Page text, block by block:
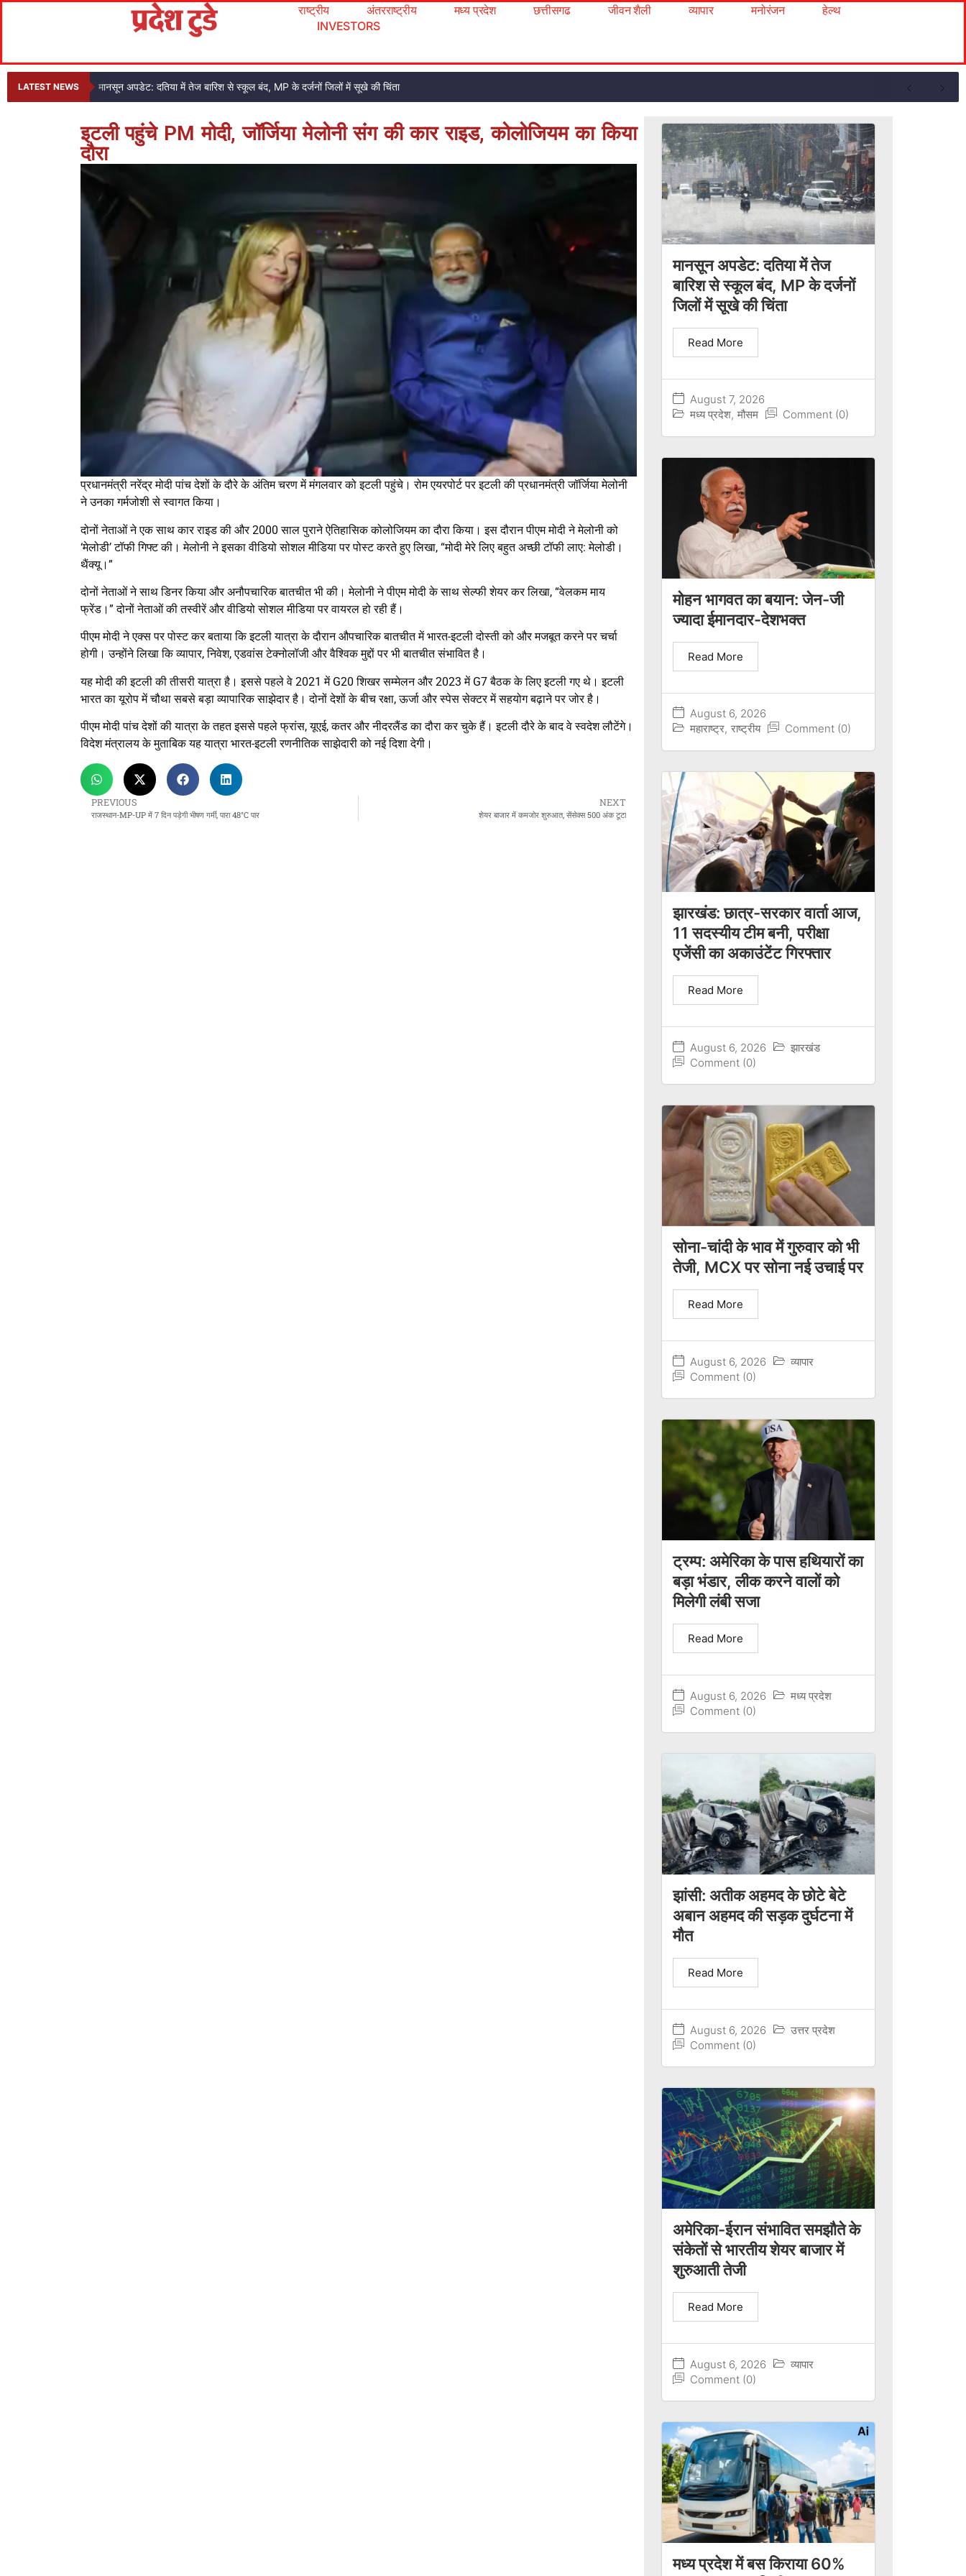
राष्ट्रीय अंतरराष्ट्रीय मध्य प्रदेश छत्तीसगढ जीवन शैली व्यापार मनोरंजन
हेल्थ
INVESTORS
LATEST NEWS मानसून अपडेट: दतिया में तेज बारिश से स्कूल बंद, MP के दर्जनों जिलों में सूखे की चिंता
इटली पहुंचे PM मोदी, जॉर्जिया मेलोनी संग की कार राइड, कोलोजियम का किया
दौरा
प्रधानमंत्री नरेंद्र मोदी पांच देशों के दौरे के अंतिम चरण में मंगलवार को इटली पहुंचे। रोम एयरपोर्ट पर इटली की प्रधानमंत्री जॉर्जिया मेलोनी
ने उनका गर्मजोशी से स्वागत किया।
दोनों नेताओं ने एक साथ कार राइड की और 2000 साल पुराने ऐतिहासिक कोलोजियम का दौरा किया। इस दौरान पीएम मोदी ने मेलोनी को
‘मेलोडी’ टॉफी गिफ्ट की। मेलोनी ने इसका वीडियो सोशल मीडिया पर पोस्ट करते हुए लिखा, “मोदी मेरे लिए बहुत अच्छी टॉफी लाए: मेलोडी।
थैंक्यू।”
दोनों नेताओं ने साथ डिनर किया और अनौपचारिक बातचीत भी की। मेलोनी ने पीएम मोदी के साथ सेल्फी शेयर कर लिखा, “वेलकम माय
फ्रेंड।” दोनों नेताओं की तस्वीरें और वीडियो सोशल मीडिया पर वायरल हो रही हैं।
पीएम मोदी ने एक्स पर पोस्ट कर बताया कि इटली यात्रा के दौरान औपचारिक बातचीत में भारत-इटली दोस्ती को और मजबूत करने पर चर्चा
होगी। उन्होंने लिखा कि व्यापार, निवेश, एडवांस टेक्नोलॉजी और वैश्विक मुद्दों पर भी बातचीत संभावित है।
यह मोदी की इटली की तीसरी यात्रा है। इससे पहले वे 2021 में G20 शिखर सम्मेलन और 2023 में G7 बैठक के लिए इटली गए थे। इटली
भारत का यूरोप में चौथा सबसे बड़ा व्यापारिक साझेदार है। दोनों देशों के बीच रक्षा, ऊर्जा और स्पेस सेक्टर में सहयोग बढ़ाने पर जोर है।
पीएम मोदी पांच देशों की यात्रा के तहत इससे पहले फ्रांस, यूएई, कतर और नीदरलैंड का दौरा कर चुके हैं। इटली दौरे के बाद वे स्वदेश लौटेंगे।
विदेश मंत्रालय के मुताबिक यह यात्रा भारत-इटली रणनीतिक साझेदारी को नई दिशा देगी।
PREVIOUS
राजस्थान-MP-UP में 7 दिन पड़ेगी भीषण गर्मी, पारा 48°C पार
NEXT
शेयर बाजार में कमजोर शुरुआत, सेंसेक्स 500 अंक टूटा
मानसून अपडेट: दतिया में तेज
बारिश से स्कूल बंद, MP के दर्जनों
जिलों में सूखे की चिंता
August 7, 2026
मध्य प्रदेश, मौसम Comment (0)
Read More
मोहन भागवत का बयान: जेन-जी
ज्यादा ईमानदार-देशभक्त
August 6, 2026
महाराष्ट्र, राष्ट्रीय Comment (0)
Read More
झारखंड: छात्र-सरकार वार्ता आज,
11 सदस्यीय टीम बनी, परीक्षा
एजेंसी का अकाउंटेंट गिरफ्तार
August 6, 2026
झारखंड
Comment (0)
Read More
सोना-चांदी के भाव में गुरुवार को भी
तेजी, MCX पर सोना नई उचाई पर
August 6, 2026
व्यापार
Comment (0)
Read More
ट्रम्प: अमेरिका के पास हथियारों का
बड़ा भंडार, लीक करने वालों को
मिलेगी लंबी सजा
August 6, 2026
मध्य प्रदेश
Comment (0)
Read More
झांसी: अतीक अहमद के छोटे बेटे
अबान अहमद की सड़क दुर्घटना में
मौत
August 6, 2026
उत्तर प्रदेश
Comment (0)
Read More
अमेरिका-ईरान संभावित समझौते के
संकेतों से भारतीय शेयर बाजार में
शुरुआती तेजी
August 6, 2026
व्यापार
Comment (0)
Read More
मध्य प्रदेश में बस किराया 60%